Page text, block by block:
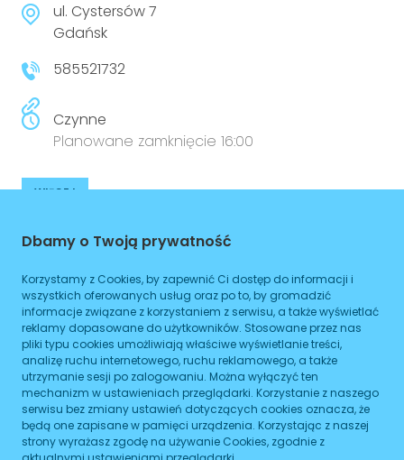
ul. Cystersów 7
Gdańsk
585521732
Czynne
Planowane zamknięcie 16:00
WIĘCEJ
Dojazd
Tramwaj
Brak podanych linii
Autobus
Brak podanych linii
Metro
Brak podanych linii
ZAPLANUJ
Godziny otwarcia
Dbamy o Twoją prywatność
Korzystamy z Cookies, by zapewnić Ci dostęp do informacji i
wszystkich oferowanych usług oraz po to, by gromadzić
informacje związane z korzystaniem z serwisu, a także wyświetlać
reklamy dopasowane do użytkowników. Stosowane przez nas
pliki typu cookies umożliwiają właściwe wyświetlanie treści,
analizę ruchu internetowego, ruchu reklamowego, a także
utrzymanie sesji po zalogowaniu. Można wyłączyć ten
mechanizm w ustawieniach przeglądarki. Korzystanie z naszego
serwisu bez zmiany ustawień dotyczących cookies oznacza, że
będą one zapisane w pamięci urządzenia. Korzystając z naszej
strony wyrażasz zgodę na używanie Cookies, zgodnie z